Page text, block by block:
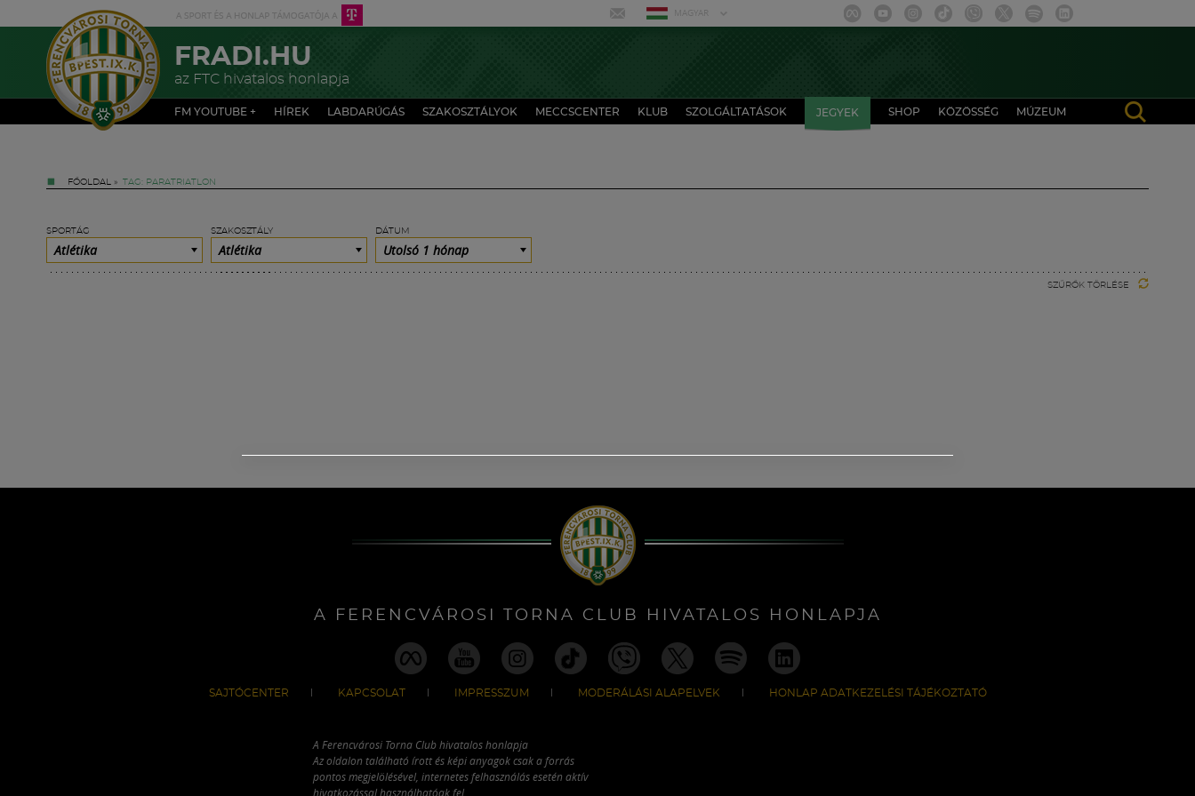
MAGYAR
FRADI.HU
az FTC hivatalos honlapja
FM YOUTUBE + HÍREK LABDARÚGÁS SZAKOSZTÁLYOK MECCSCENTER KLUB SZOLGÁLTATÁSOK JEGYEK SHOP KÖZÖSSÉG MÚZEUM
FŐOLDAL » TAG: PARATRIATLON
SPORTÁG
Atlétika
SZAKOSZTÁLY
Atlétika
DÁTUM
Utolsó 1 hónap
SZŰRŐK TÖRLÉSE
A FERENCVÁROSI TORNA CLUB HIVATALOS HONLAPJA
SAJTÓCENTER KAPCSOLAT IMPRESSZUM MODERÁLÁSI ALAPELVEK HONLAP ADATKEZELÉSI TÁJÉKOZTATÓ
A Ferencvárosi Torna Club hivatalos honlapja
Az oldalon található írott és képi anyagok csak a forrás
pontos megjelölésével, internetes felhasználás esetén aktív
hivatkozással használhatóak fel.